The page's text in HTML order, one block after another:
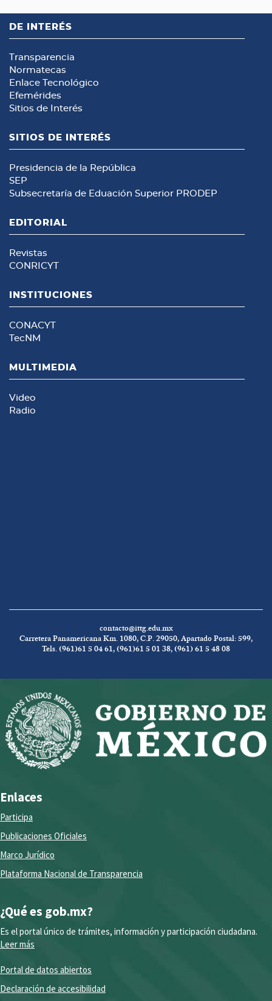
DE INTERÉS
Transparencia
Normatecas
Enlace Tecnológico
Efemérides
Sitios de Interés
SITIOS DE INTERÉS
Presidencia de la República
SEP
Subsecretaría de Eduación Superior PRODEP
EDITORIAL
Revistas
CONRICYT
INSTITUCIONES
CONACYT
TecNM
MULTIMEDIA
Video
Radio
contacto@ittg.edu.mx
Carretera Panamericana Km. 1080, C.P. 29050, Apartado Postal: 599,
Tels. (961)61 5 04 61, (961)61 5 01 38, (961) 61 5 48 08
Enlaces
Participa
Publicaciones Oficiales
Marco Jurídico
Plataforma Nacional de Transparencia
¿Qué es gob.mx?
Es el portal único de trámites, información y participación ciudadana.
Leer más
Portal de datos abiertos
Declaración de accesibilidad